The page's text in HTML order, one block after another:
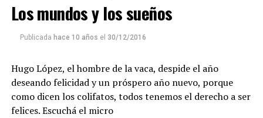
Los mundos y los sueños
Publicada hace 10 años el 30/12/2016
Hugo López, el hombre de la vaca, despide el año
deseando felicidad y un próspero año nuevo, porque
como dicen los colifatos, todos tenemos el derecho a ser
felices. Escuchá el micro